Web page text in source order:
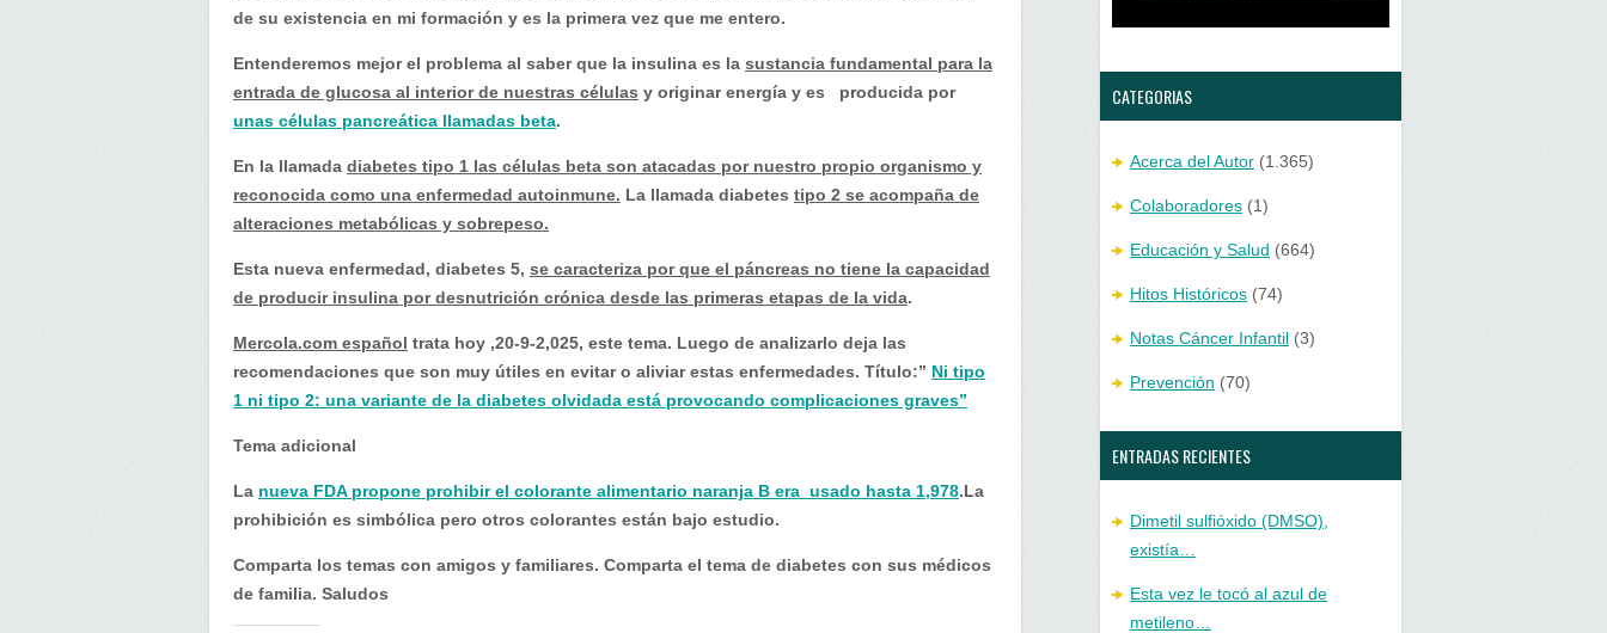
5…
de su existencia en mi formación y es la primera vez que me entero.
Entenderemos mejor el problema al saber que la insulina es la sustancia fundamental para la
entrada de glucosa al interior de nuestras células y originar energía y es producida por
unas células pancreática llamadas beta.
En la llamada diabetes tipo 1 las células beta son atacadas por nuestro propio organismo y
reconocida como una enfermedad autoinmune. La llamada diabetes tipo 2 se acompaña de
alteraciones metabólicas y sobrepeso.
Esta nueva enfermedad, diabetes 5, se caracteriza por que el páncreas no tiene la capacidad
de producir insulina por desnutrición crónica desde las primeras etapas de la vida.
Mercola.com español trata hoy ,20-9-2,025, este tema. Luego de analizarlo deja las
recomendaciones que son muy útiles en evitar o aliviar estas enfermedades. Título:” Ni tipo
1 ni tipo 2: una variante de la diabetes olvidada está provocando complicaciones graves”
Tema adicional
La nueva FDA propone prohibir el colorante alimentario naranja B era usado hasta 1,978.La
prohibición es simbólica pero otros colorantes están bajo estudio.
Comparta los temas con amigos y familiares. Comparta el tema de diabetes con sus médicos
de familia. Saludos
CATEGORIAS
Acerca del Autor (1.365)
Colaboradores (1)
Educación y Salud (664)
Hitos Históricos (74)
Notas Cáncer Infantil (3)
Prevención (70)
ENTRADAS RECIENTES
Dimetil sulfióxido (DMSO),
existía…
Esta vez le tocó al azul de
metileno…